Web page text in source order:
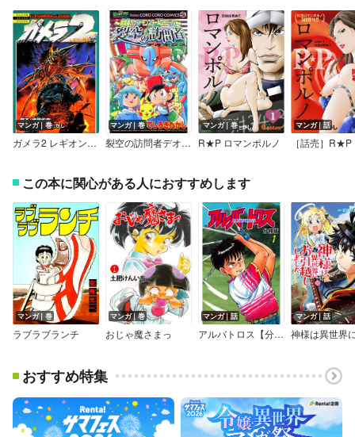
マンガ｜巻
ガメラ2 レギオン襲来
マンガ｜巻
裂空の訪問者デオキシス
マンガ｜巻
R★P ロマンポルノ
マンガ｜話
この本に関心がある人におすすめします
マンガ｜巻
ラブラブランチ
マンガ｜巻
おじゃ魔さまっ
マンガ｜話
アルバトロス【分冊版】
マンガ｜話
おすすめ特集